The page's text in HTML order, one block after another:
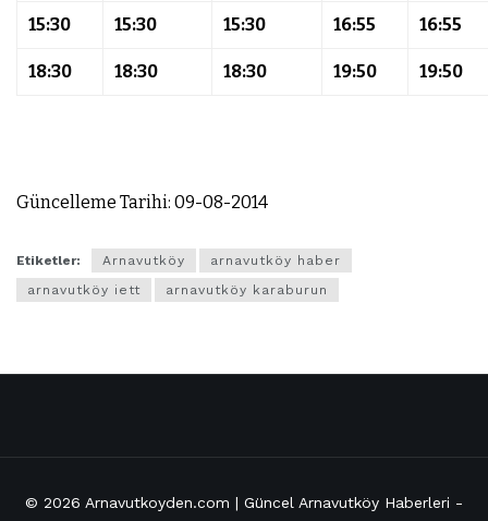
15:30 15:30 15:30 16:55 16:55
18:30 18:30 18:30 19:50 19:50
Güncelleme Tarihi: 09-08-2014
Etiketler: Arnavutköy
arnavutköy haber
arnavutköy iett
arnavutköy karaburun
© 2026 Arnavutkoyden.com | Güncel Arnavutköy Haberleri -